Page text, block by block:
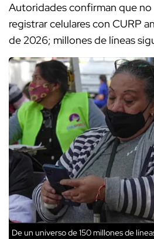
Autoridades confirman que no
registrar celulares con CURP
de 2026; millones de líneas
De un universo de 150 millones de